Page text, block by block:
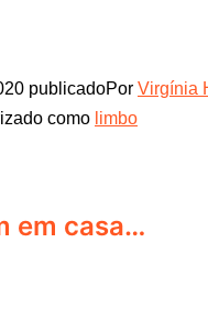
publicadoPor Virgínia
como limbo
em casa…